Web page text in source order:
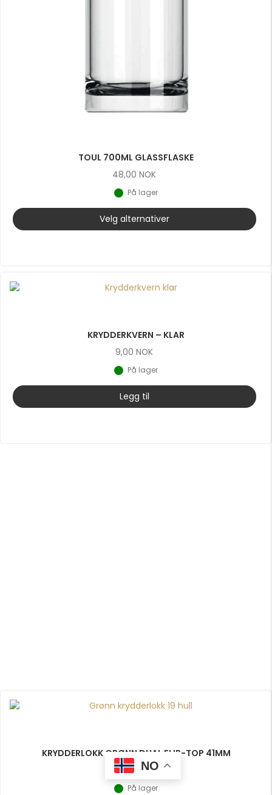
TOUL 700ML GLASSFLASKE
48,00 NOK
På lager
Velg alternativer
KRYDDERKVERN – KLAR
9,00 NOK
På lager
Legg til
KRYDDERLOKK GRØNN DUAL FLIP-TOP 41MM
4,50 NOK
På lager
NO